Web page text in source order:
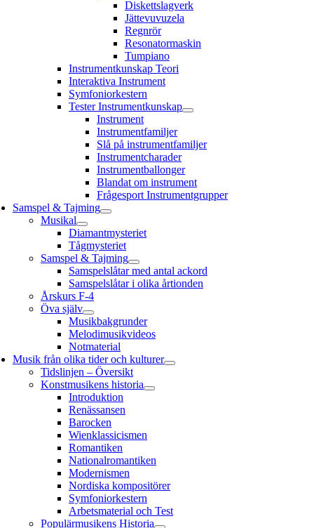
Diskettslagverk
Jättevuvuzela
Regnrör
Resonatormaskin
Tumpiano
Instrumentkunskap Teori
Interaktiva Instrument
Symfoniorkestern
Tester Instrumentkunskap
Instrument
Instrumentfamiljer
Slå på instrumentfamiljer
Instrumentcharader
Instrumentballonger
Blandat om instrument
Frågesport Instrumentgrupper
Samspel & Tajming
Musikal
Diamantmysteriet
Tågmysteriet
Samspel & Tajming
Samspelslåtar med antal ackord
Samspelslåtar i olika årtionden
Årskurs F-4
Öva själv
Musikbakgrunder
Melodimusikvideos
Notmaterial
Musik från olika tider och kulturer
Tidslinjen – Översikt
Konstmusikens historia
Introduktion
Renässansen
Barocken
Wienklassicismen
Romantiken
Nationalromantiken
Modernismen
Nordiska kompositörer
Symfoniorkestern
Arbetsmaterial och Test
Populärmusikens Historia